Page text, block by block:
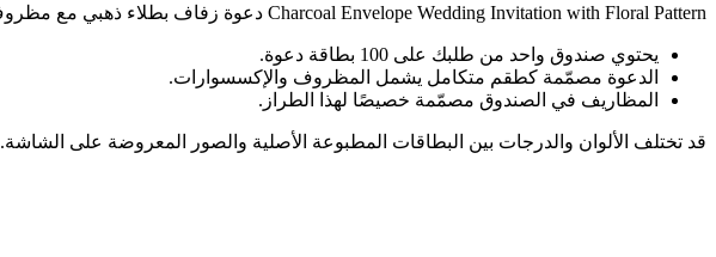
Charcoal Envelope Wedding Invitation with Floral Pattern دعوة زفاف بطلاء ذهبي مع مظروف بطلاء ذهبي.
يحتوي صندوق واحد من طلبك على 100 بطاقة دعوة.
الدعوة مصمّمة كطقم متكامل يشمل المظروف والإكسسوارات.
المظاريف في الصندوق مصمّمة خصيصًا لهذا الطراز.
قد تختلف الألوان والدرجات بين البطاقات المطبوعة الأصلية والصور المعروضة على الشاشة.